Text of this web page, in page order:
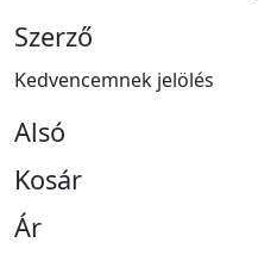
Szerző
Kedvencemnek jelölés
Alsó
Kosár
Ár